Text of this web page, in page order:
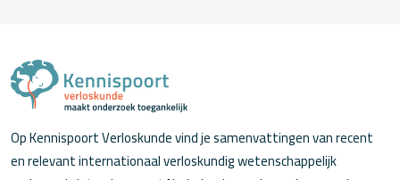
Op Kennispoort Verloskunde vind je samenvattingen van recent
en relevant internationaal verloskundig wetenschappelijk